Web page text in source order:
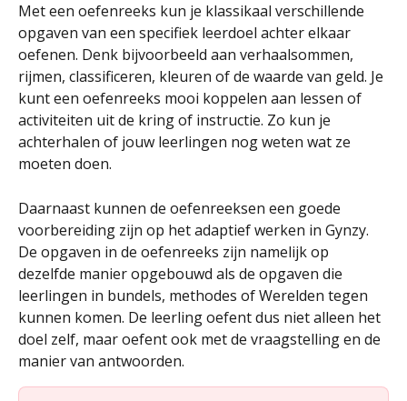
Met een oefenreeks kun je klassikaal verschillende
opgaven van een specifiek leerdoel achter elkaar
oefenen. Denk bijvoorbeeld aan verhaalsommen,
rijmen, classificeren, kleuren of de waarde van geld. Je
kunt een oefenreeks mooi koppelen aan lessen of
activiteiten uit de kring of instructie. Zo kun je
achterhalen of jouw leerlingen nog weten wat ze
moeten doen.
Daarnaast kunnen de oefenreeksen een goede
voorbereiding zijn op het adaptief werken in Gynzy.
De opgaven in de oefenreeks zijn namelijk op
dezelfde manier opgebouwd als de opgaven die
leerlingen in bundels, methodes of Werelden tegen
kunnen komen. De leerling oefent dus niet alleen het
doel zelf, maar oefent ook met de vraagstelling en de
manier van antwoorden.